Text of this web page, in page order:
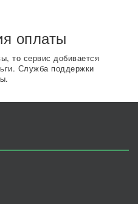
оплаты
то сервис добивается
Служба поддержки